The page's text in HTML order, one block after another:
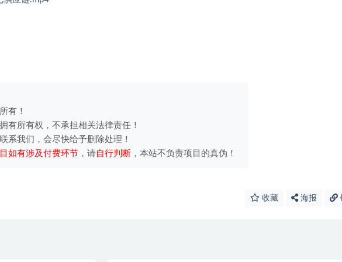
有！
有所有权，不承担相关法律责任！
系我们，会尽快给予删除处理！
如有涉及付费环节 ，请自行判断 ，本站不负责项目的真伪！
收藏 海报